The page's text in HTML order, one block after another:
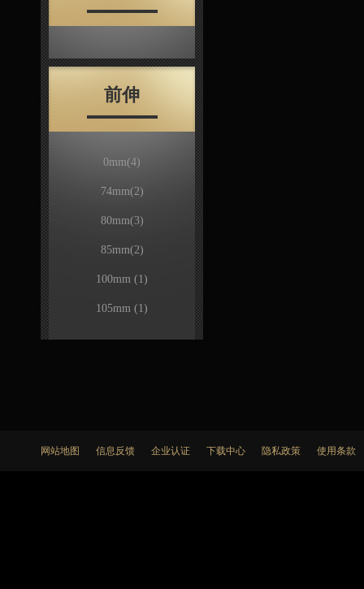
前伸
0mm(4)
74mm(2)
80mm(3)
85mm(2)
100mm (1)
105mm (1)
网站地图 信息反馈 企业认证 下载中心 隐私政策 使用条款